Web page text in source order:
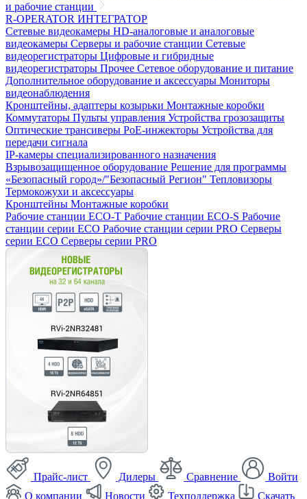
и рабочие станции
R-OPERATOR ИНТЕГРАТОР
Сетевые видеокамеры HD-аналоговые и аналоговые
видеокамеры Серверы и рабочие станции Сетевые
видеорегистраторы Цифровые и гибридные
видеорегистраторы Прочее Сетевое оборудование и питание
Дополнительное оборудование и аксессуары Мониторы
видеонаблюдения
Кронштейны, адаптеры козырьки Монтажные коробки
Коммутаторы Пульты управления Устройства грозозащиты
Оптические трансиверы PoE-инжекторы Устройства для
передачи сигнала
IP-камеры специализированного назначения
Взрывозащищенное оборудование Решение для программы
«Безопасный город»/"Безопасный Регион" Тепловизоры
Термокожухи и аксессуары
Кронштейны Монтажные коробки
Рабочие станции ECO-T Рабочие станции ECO-S Рабочие
станции серии ECO Рабочие станции серии PRO Серверы
серии ECO Серверы серии PRO
Прайс-лист Дилеры Сравнение
Войти
О компании
Новости Техподдержка Скачать